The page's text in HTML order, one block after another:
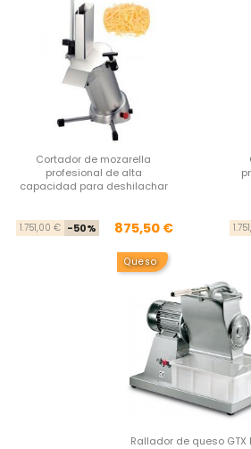
Cortador de mozarella
profesional de alta
capacidad para deshilachar
Precio base
1.751,00 € -50% Precio
875,50 €
Queso
Rallador de queso GTX